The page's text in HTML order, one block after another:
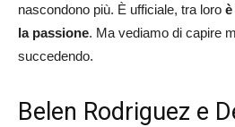
nascondono più. È ufficiale, tra loro
la passione. Ma vediamo di capire
succedendo.
Belen Rodriguez e